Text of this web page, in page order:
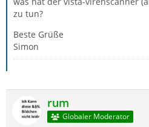
zu tun?
Beste Grüße
Simon
rum
Globaler Moderator